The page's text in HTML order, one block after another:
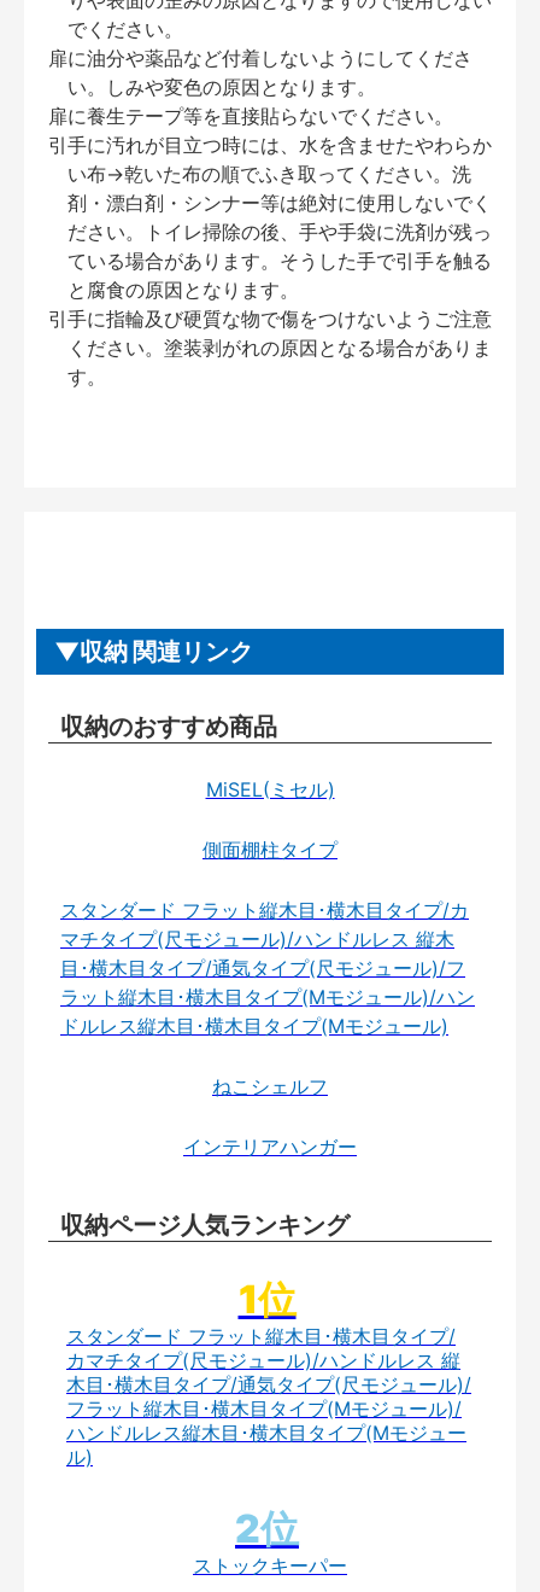
でください。
扉に油分や薬品など付着しないようにしてくださ
い。しみや変色の原因となります。
扉に養生テープ等を直接貼らないでください。
引手に汚れが目立つ時には、水を含ませたやわらか
い布→乾いた布の順でふき取ってください。洗
剤・漂白剤・シンナー等は絶対に使用しないでく
ださい。トイレ掃除の後、手や手袋に洗剤が残っ
ている場合があります。そうした手で引手を触る
と腐食の原因となります。
引手に指輪及び硬質な物で傷をつけないようご注意
ください。塗装剥がれの原因となる場合がありま
す。
収納 関連リンク
収納のおすすめ商品
MiSEL(ミセル)
側面棚柱タイプ
スタンダード フラット縦木目･横木目タイプ/カ
マチタイプ(尺モジュール)/ハンドルレス 縦木
目･横木目タイプ/通気タイプ(尺モジュール)/フ
ラット縦木目･横木目タイプ(Mモジュール)/ハン
ドルレス縦木目･横木目タイプ(Mモジュール)
ねこシェルフ
インテリアハンガー
収納ページ人気ランキング
スタンダード フラット縦木目･横木目タイプ/
カマチタイプ(尺モジュール)/ハンドルレス 縦
木目･横木目タイプ/通気タイプ(尺モジュール)/
フラット縦木目･横木目タイプ(Mモジュール)/
ハンドルレス縦木目･横木目タイプ(Mモジュー
ル)
ストックキーパー